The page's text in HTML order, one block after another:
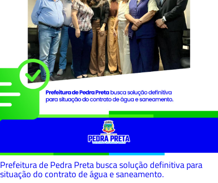
Prefeitura de Pedra Preta busca solução definitiva para
situação do contrato de água e saneamento.